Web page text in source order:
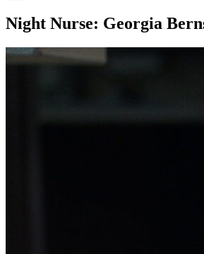
Night Nurse: Georgia